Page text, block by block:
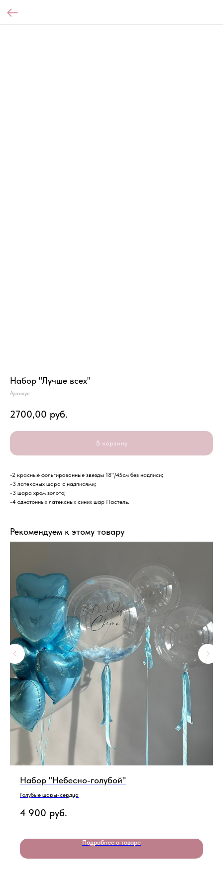
Набор "Лучше всех"
Артикул:
2700,00 руб.
В корзину
-2 красные фольгированные звезды 18"/45см без надписи;
-3 латексных шара с надписями;
-3 шара хром золото;
-4 однотонных латексных синих шар Пастель.
Рекомендуем к этому товару
Набор "Небесно-голубой"
Голубые шары-сердца
4 900 руб.
Подробнее о товаре